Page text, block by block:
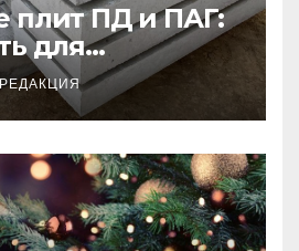
плит ПД и ПАГ:
для
и прочного
РЕДАКЦИЯ